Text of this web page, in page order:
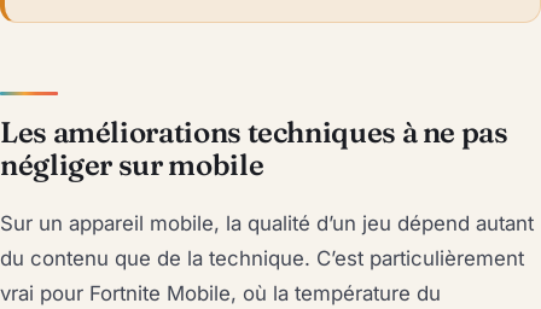
Les améliorations techniques à ne pas
négliger sur mobile
Sur un appareil mobile, la qualité d’un jeu dépend autant
du contenu que de la technique. C’est particulièrement
vrai pour Fortnite Mobile, où la température du